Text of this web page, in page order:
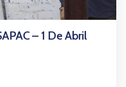
– 1 De Abril